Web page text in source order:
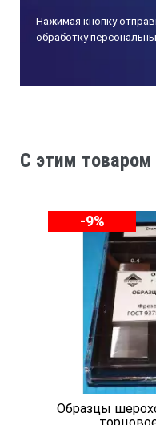
Условное
Прямолинейное
Нажимая кнопку
обработку
C этим
-9%
Образцы